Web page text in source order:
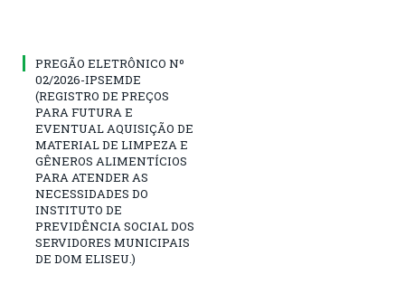
PREGÃO ELETRÔNICO Nº
02/2026-IPSEMDE
(REGISTRO DE PREÇOS
PARA FUTURA E
EVENTUAL AQUISIÇÃO DE
MATERIAL DE LIMPEZA E
GÊNEROS ALIMENTÍCIOS
PARA ATENDER AS
NECESSIDADES DO
INSTITUTO DE
PREVIDÊNCIA SOCIAL DOS
SERVIDORES MUNICIPAIS
DE DOM ELISEU.)